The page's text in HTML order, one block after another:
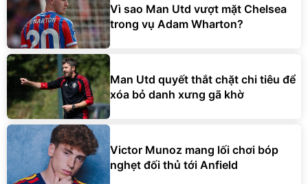
Vì sao Man Utd vượt mặt Chelsea
trong vụ Adam Wharton?
Man Utd quyết thắt chặt chi tiêu để
xóa bỏ danh xưng gã khờ
Victor Munoz mang lối chơi bóp
nghẹt đối thủ tới Anfield